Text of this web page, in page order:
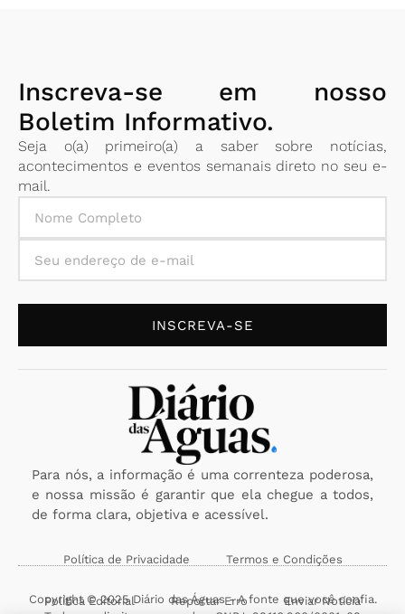
Inscreva-se em nosso
Boletim Informativo.
Seja o(a) primeiro(a) a saber sobre notícias,
acontecimentos e eventos semanais direto no seu e-
mail.
INSCREVA-SE
Para nós, a informação é uma correnteza poderosa,
e nossa missão é garantir que ela chegue a todos,
de forma clara, objetiva e acessível.
Política de Privacidade Termos e Condições
Política Editorial Reportar Erro Enviar Notícia
Copyright © 2025 Diário das Águas - A fonte que você confia.